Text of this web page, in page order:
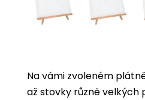
Na vámi zvoleném
až stovky různě